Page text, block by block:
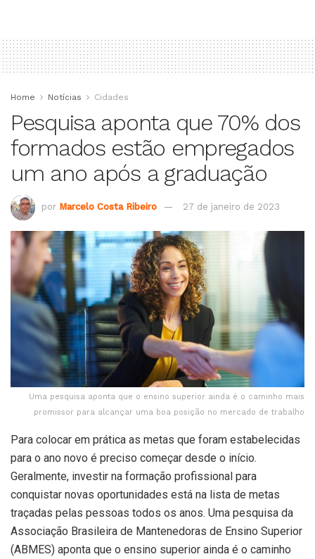
Home Notícias Cidades
Pesquisa aponta que 70% dos
formados estão empregados
um ano após a graduação
por Marcelo Costa Ribeiro 27 de janeiro de 2023
Uma pesquisa aponta que o ensino superior ainda é o caminho mais
promissor para alcançar uma boa posição no mercado de trabalho
Para colocar em prática as metas que foram estabelecidas
para o ano novo é preciso começar desde o início.
Geralmente, investir na formação profissional para
conquistar novas oportunidades está na lista de metas
traçadas pelas pessoas todos os anos. Uma pesquisa da
Associação Brasileira de Mantenedoras de Ensino Superior
(ABMES) aponta que o ensino superior ainda é o caminho